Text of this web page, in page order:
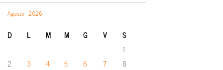
Agosto 2026
D L M M G V S
1
2
3 4 5 6 7
8